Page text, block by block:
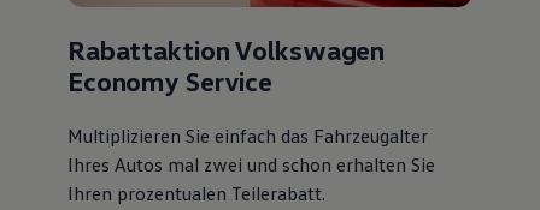
Rabattaktion Volkswagen
Economy Service
Multiplizieren Sie einfach das Fahrzeugalter
Ihres Autos mal zwei und schon erhalten Sie
Ihren prozentualen Teilerabatt.